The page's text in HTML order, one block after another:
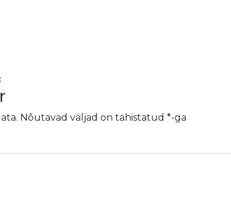
Nõutavad väljad on tähistatud *-ga